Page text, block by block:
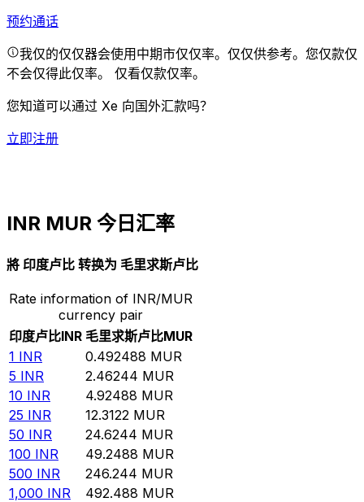
预约通话
我仅的仅仅器会使用中期市仅仅率。仅仅供参考。您仅款仅
不会仅得此仅率。 仅看仅款仅率。
您知道可以通过 Xe 向国外汇款吗？
立即注册
INR MUR 今日汇率
將 印度卢比 转换为 毛里求斯卢比
Rate information of INR/MUR
currency pair
印度卢比INR 毛里求斯卢比MUR
1 INR 0.492488 MUR
5 INR 2.46244 MUR
10 INR 4.92488 MUR
25 INR 12.3122 MUR
50 INR 24.6244 MUR
100 INR 49.2488 MUR
500 INR 246.244 MUR
1,000 INR 492.488 MUR